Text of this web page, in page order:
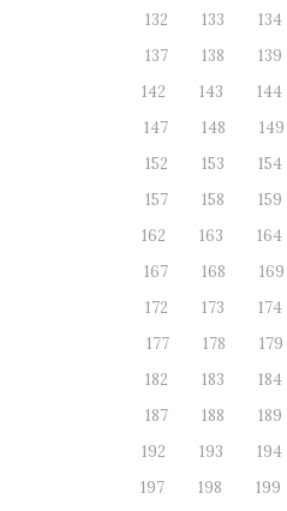
132
133 134
137
138 139
142
143 144
147
148 149
152
153 154
157
158 159
162
163 164
167
168 169
172
173 174
177
178 179
182
183 184
187
188 189
192
193 194
197
198 199